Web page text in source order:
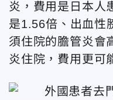
炎，費用是日本人
是1.56倍、出血性
須住院的膽管炎會
炎住院，費用更可